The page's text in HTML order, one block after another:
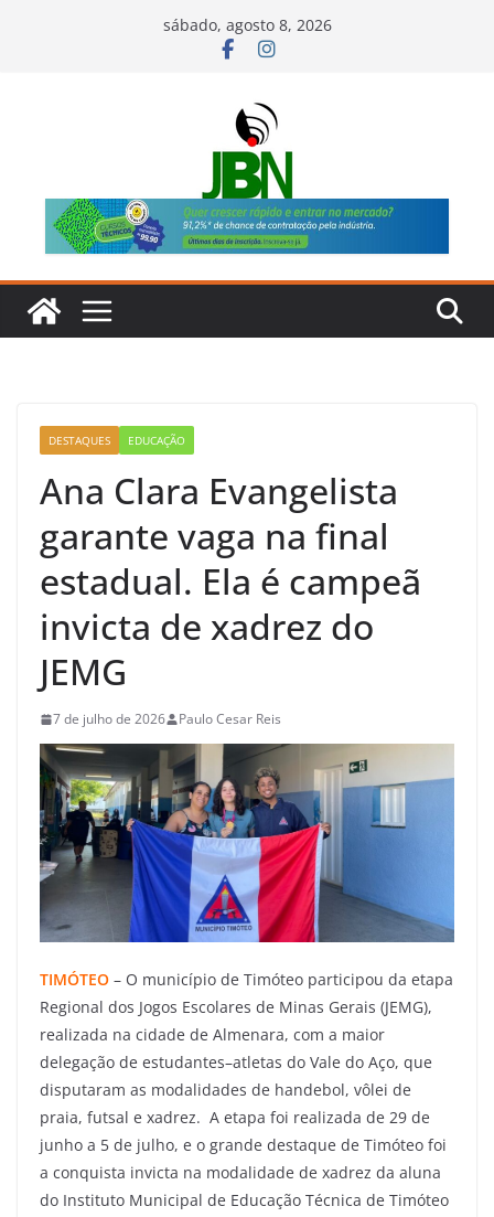
sábado, agosto 8, 2026
DESTAQUES EDUCAÇÃO
Ana Clara Evangelista
garante vaga na final
estadual. Ela é campeã
invicta de xadrez do
JEMG
7 de julho de 2026 Paulo Cesar Reis
TIMÓTEO – O município de Timóteo participou da etapa
Regional dos Jogos Escolares de Minas Gerais (JEMG),
realizada na cidade de Almenara, com a maior
delegação de estudantes–atletas do Vale do Aço, que
disputaram as modalidades de handebol, vôlei de
praia, futsal e xadrez. A etapa foi realizada de 29 de
junho a 5 de julho, e o grande destaque de Timóteo foi
a conquista invicta na modalidade de xadrez da aluna
do Instituto Municipal de Educação Técnica de Timóteo